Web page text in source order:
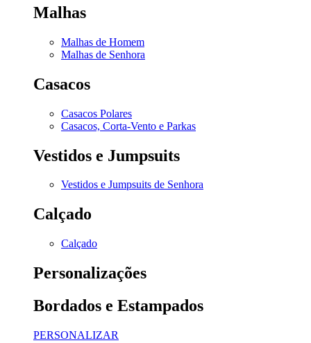
Malhas
Malhas de Homem
Malhas de Senhora
Casacos
Casacos Polares
Casacos, Corta-Vento e Parkas
Vestidos e Jumpsuits
Vestidos e Jumpsuits de Senhora
Calçado
Calçado
Personalizações
Bordados e Estampados
PERSONALIZAR